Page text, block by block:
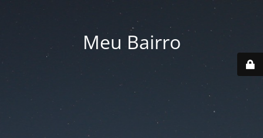
Meu Bairro